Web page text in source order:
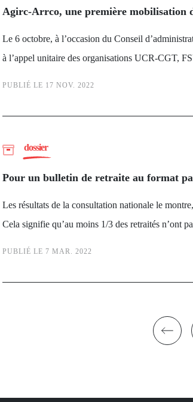
Agirc-Arrco, une première mobilisation
Le 6 octobre, à l’occasion du Conseil
à l’appel unitaire des organisations UCR-CGT,
PUBLIÉ LE 17 NOV. 2022
dossier
Pour un bulletin de retraite au format
Les résultats de la consultation nationale le
Cela signifie qu’au moins 1/3 des retraités n’ont
PUBLIÉ LE 7 MAR. 2022